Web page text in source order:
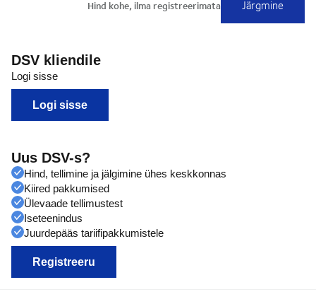
DSV kliendile
Logi sisse
Logi sisse
Uus DSV-s?
Hind, tellimine ja jälgimine ühes keskkonnas
Kiired pakkumised
Ülevaade tellimustest
Iseteenindus
Juurdepääs tariifipakkumistele
Registreeru